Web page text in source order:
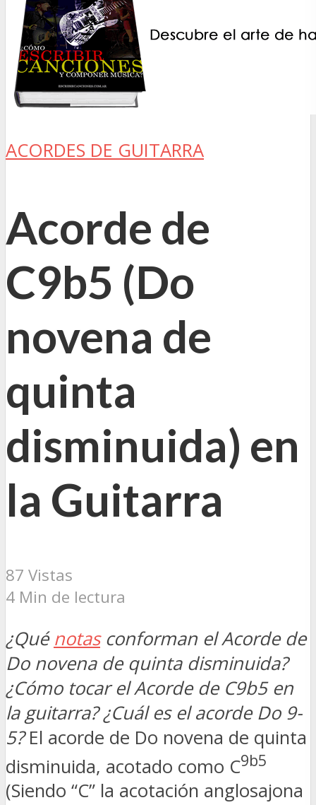
ACORDES DE GUITARRA
Acorde de
C9b5 (Do
novena de
quinta
disminuida) en
la Guitarra
87 Vistas
4 Min de lectura
¿Qué notasconforman el Acorde de
Do novena de quinta disminuida?
¿Cómo tocar el Acorde de C9b5 en
la guitarra? ¿Cuál es el acorde Do 9-
5?El acorde de Do novena de quinta
disminuida, acotado como C9b5
(Siendo “C” la acotación anglosajona